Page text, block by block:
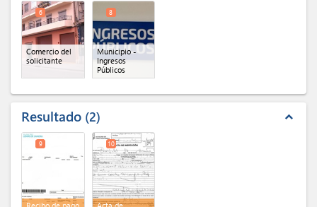
Comercio del
solicitante
6
Municipio -
Ingresos
Públicos
8
Resultado 2 expand_less
9 10